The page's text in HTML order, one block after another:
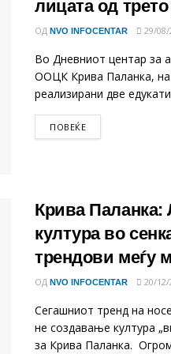
лицата од
ОД NVO INFOCENTAR 29/08/
Во Дневниот центар за
ООЦК Крива Паланка, на
реализирани две
ПОВЕЌЕDETAILS
Крива Паланка:
култура во
трендови меѓу
ОД NVO INFOCENTAR 20/12/
Сегашниот тренд на
не создавање култура
за Крива Паланка.